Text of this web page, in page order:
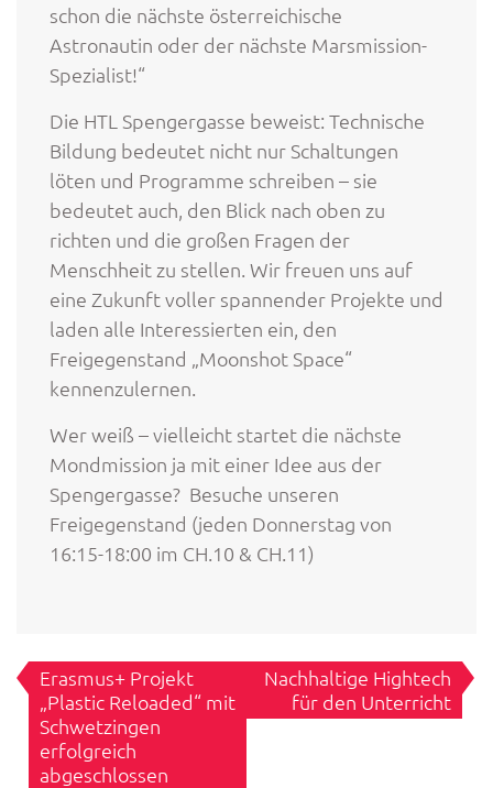
schon die nächste österreichische
Astronautin oder der nächste Marsmission-
Spezialist!“
Die HTL Spengergasse beweist: Technische
Bildung bedeutet nicht nur Schaltungen
löten und Programme schreiben – sie
bedeutet auch, den Blick nach oben zu
richten und die großen Fragen der
Menschheit zu stellen. Wir freuen uns auf
eine Zukunft voller spannender Projekte und
laden alle Interessierten ein, den
Freigegenstand „Moonshot Space“
kennenzulernen.
Wer weiß – vielleicht startet die nächste
Mondmission ja mit einer Idee aus der
Spengergasse? Besuche unseren
Freigegenstand (jeden Donnerstag von
16:15-18:00 im CH.10 & CH.11)
Erasmus+ Projekt
„Plastic Reloaded“ mit
Schwetzingen
erfolgreich
abgeschlossen
Nachhaltige Hightech
für den Unterricht